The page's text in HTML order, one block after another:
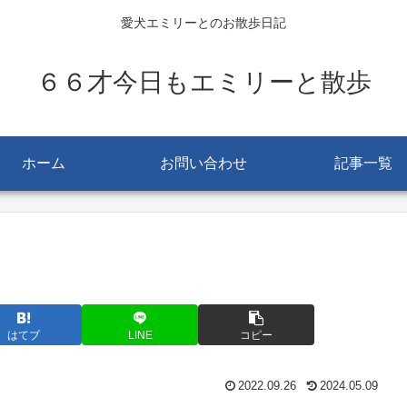
愛犬エミリーとのお散歩日記
６６才今日もエミリーと散歩
ホーム お問い合わせ 記事一覧
はてブ LINE コピー
2022.09.26 2024.05.09